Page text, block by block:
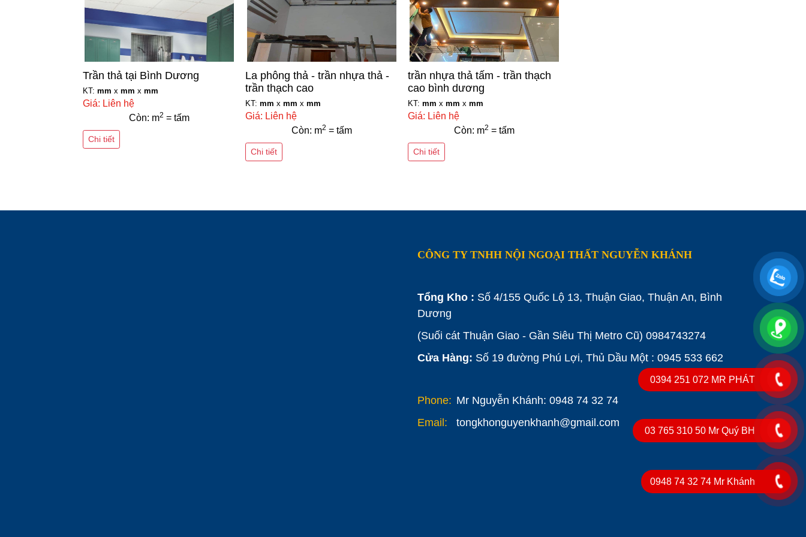
Trần thả tại Bình Dương
KT: mm x mm x mm
Giá: Liên hệ
Còn: m2 = tấm
Chi tiết
La phông thả - trần nhựa thả -
trần thạch cao
KT: mm x mm x mm
Giá: Liên hệ
Còn: m2 = tấm
Chi tiết
trần nhựa thả tấm - trần thạch
cao bình dương
KT: mm x mm x mm
Giá: Liên hệ
Còn: m2 = tấm
Chi tiết
CÔNG TY TNHH NỘI NGOẠI THẤT NGUYỄN KHÁNH
Tổng Kho : Số 4/155 Quốc Lộ 13, Thuận Giao, Thuận An, Bình
Dương
(Suối cát Thuận Giao - Gần Siêu Thị Metro Cũ) 0984743274
Cửa Hàng: Số 19 đường Phú Lợi, Thủ Dầu Một : 0945 533 662
Phone: Mr Nguyễn Khánh: 0948 74 32 74
Email:
tongkhonguyenkhanh@gmail.com
0394 251 072 MR PHÁT
03 765 310 50 Mr Quý BH
0948 74 32 74 Mr Khánh